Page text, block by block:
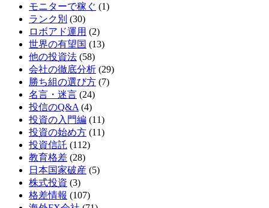
モニターで稼ぐ (1)
ランク別 (30)
ロボアド運用 (2)
世界の有望国 (13)
他の投資法 (58)
会社の徹底分析 (29)
勝ち組の選び方 (7)
名言・迷言 (24)
投信のQ&A (4)
投資の入門編 (11)
投資の始め方 (11)
投資信託 (112)
教育格差 (28)
日本国家破産 (5)
株式投資 (3)
格差情報 (107)